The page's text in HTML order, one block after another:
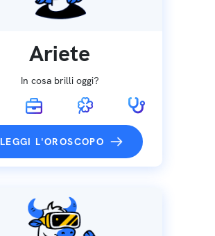
Ariete
In cosa brilli oggi?
LEGGI L'OROSCOPO